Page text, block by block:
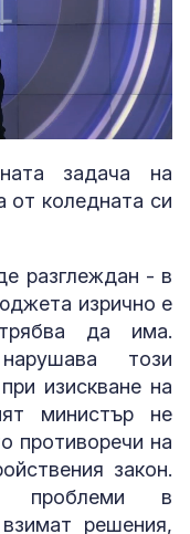
задача на
от коледната си
разглеждан - в
изрично е
да има.
този
изискване на
министър не
противоречи на
закон.
проблеми в
решения,